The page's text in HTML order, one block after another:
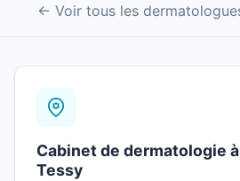
← Voir tous les
Cabinet de dermatologie
Tessy